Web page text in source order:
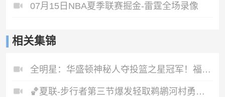
07月15日NBA夏季联赛掘金-雷霆全场录像
相关集锦
全明星：华盛顿神秘人夺投篮之星冠军！福德夺得三分大赛冠军！
🏀夏联-步行者第三节爆发轻取鹈鹕河村勇辉5+5+12斯劳森22分